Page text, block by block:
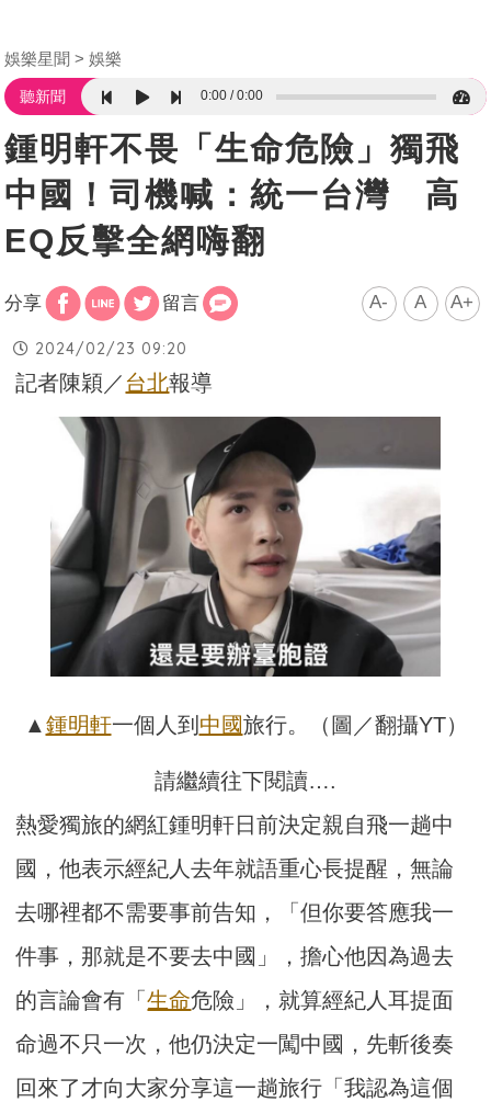
娛樂星聞 娛樂
聽新聞 0:00 0:00
鍾明軒不畏「生命危險」獨飛
中國！司機喊：統一台灣 高
EQ反擊全網嗨翻
分享 留言 A- A A+
2024/02/23 09:20
記者陳穎／台北報導
▲鍾明軒一個人到 中國旅行。（圖／翻攝YT）
請繼續往下閱讀….
熱愛獨旅的網紅鍾明軒日前決定親自飛一趟中
國，他表示經紀人去年就語重心長提醒，無論
去哪裡都不需要事前告知，「但你要答應我一
件事，那就是不要去中國」，擔心他因為過去
的言論會有「生命危險」，就算經紀人耳提面
命過不只一次，他仍決定一闖中國，先斬後奏
回來了才向大家分享這一趟旅行「我認為這個